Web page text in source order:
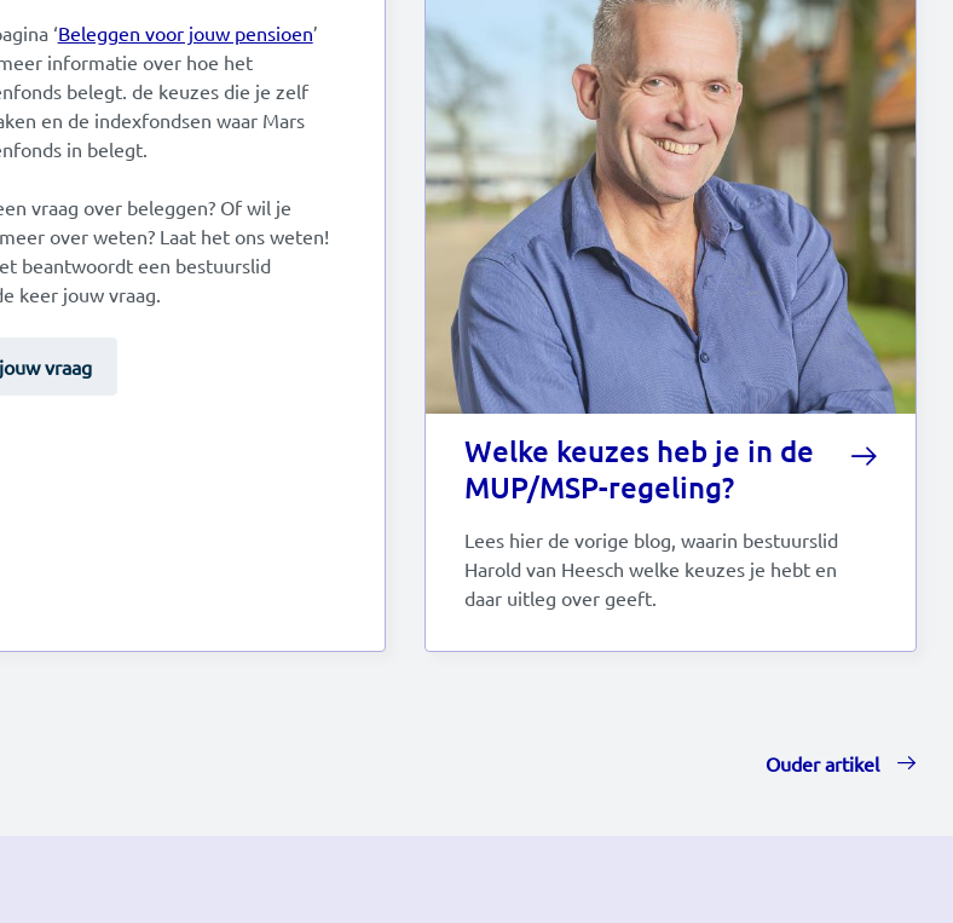
‘Beleggen voor jouw pensioen’
informatie over hoe het
belegt. de keuzes die je zelf
en de indexfondsen waar Mars
in belegt.
vraag over beleggen? Of wil je
over weten? Laat het ons weten!
beantwoordt een bestuurslid
keer jouw vraag.
vraag
Welke keuzes heb je in de
MUP/MSP-regeling?
Lees hier de vorige blog, waarin bestuurslid
Harold van Heesch welke keuzes je hebt en
daar uitleg over geeft.
Ouder artikel